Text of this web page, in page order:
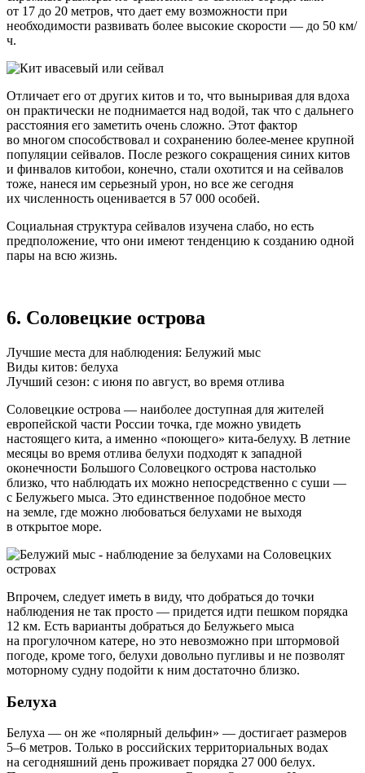
от 17 до 20 метров, что дает ему возможности при
необходимости развивать более высокие скорости — до 50 км/
ч.
Отличает его от других китов и то, что выныривая для вдоха
он практически не поднимается над водой, так что с дальнего
расстояния его заметить очень сложно. Этот фактор
во многом способствовал и сохранению более-менее крупной
популяции сейвалов. После резкого сокращения синих китов
и финвалов китобои, конечно, стали охотится и на сейвалов
тоже, нанеся им серьезный урон, но все же сегодня
их численность оценивается в 57 000 особей.
Социальная структура сейвалов изучена слабо, но есть
предположение, что они имеют тенденцию к созданию одной
пары на всю жизнь.
6. Соловецкие острова
Лучшие места для наблюдения: Белужий мыс
Виды китов: белуха
Лучший сезон: с июня по август, во время отлива
Соловецкие острова — наиболее доступная для жителей
европейской части России точка, где можно увидеть
настоящего кита, а именно «поющего» кита-белуху. В летние
месяцы во время отлива белухи подходят к западной
оконечности Большого Соловецкого острова настолько
близко, что наблюдать их можно непосредственно с суши —
с Белужьего мыса. Это единственное подобное место
на земле, где можно любоваться белухами не выходя
в открытое море.
Впрочем, следует иметь в виду, что добраться до точки
наблюдения не так просто — придется идти пешком порядка
12 км. Есть варианты добраться до Белужьего мыса
на прогулочном катере, но это невозможно при штормовой
погоде, кроме того, белухи довольно пугливы и не позволят
моторному судну подойти к ним достаточно близко.
Белуха
Белуха — он же «полярный дельфин» — достигает размеров
5–6 метров. Только в российских территориальных водах
на сегодняшний день проживает порядка 27 000 белух.